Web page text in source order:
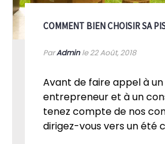
COMMENT BIEN CHOISIR SA
ParAdminle 22Août, 2018
Avant de faire appel à un
entrepreneur et à un
tenez compte de nos
dirigez-vous vers un été